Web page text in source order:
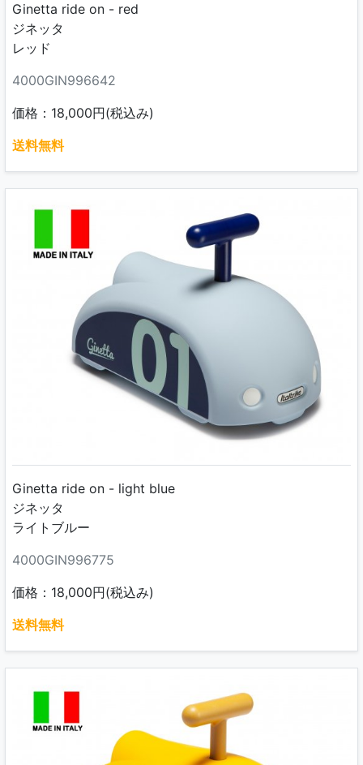
Ginetta ride on - red
ジネッタ
レッド
4000GIN996642
価格：18,000円(税込み)
送料無料
Ginetta ride on - light blue
ジネッタ
ライトブルー
4000GIN996775
価格：18,000円(税込み)
送料無料